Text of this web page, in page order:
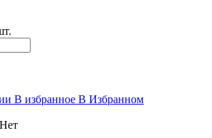
В избранное В Избранном
Нет